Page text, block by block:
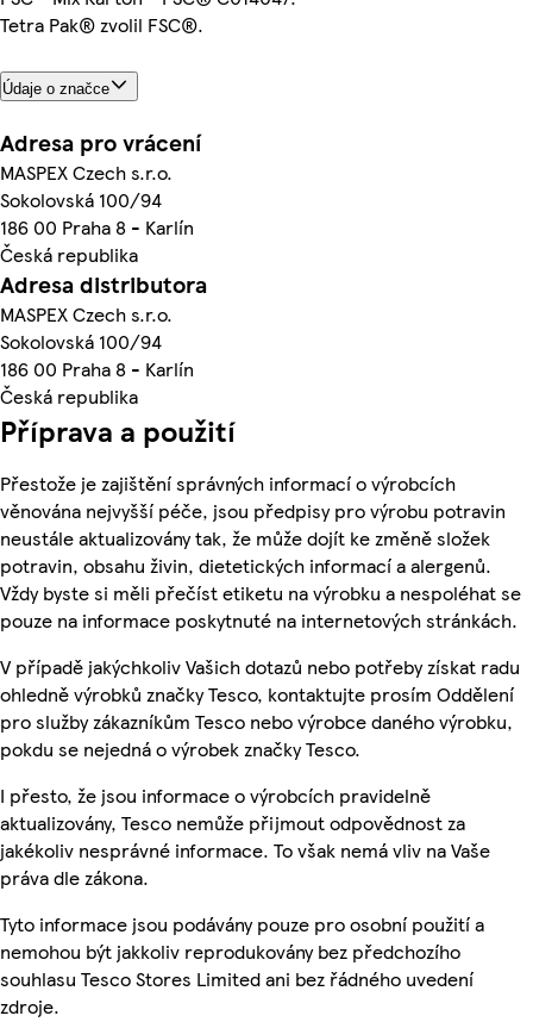
Tetra Pak® zvolil FSC®.
Údaje o značce
Adresa pro vrácení
MASPEX Czech s.r.o.
Sokolovská 100/94
186 00 Praha 8 - Karlín
Česká republika
Adresa distributora
MASPEX Czech s.r.o.
Sokolovská 100/94
186 00 Praha 8 - Karlín
Česká republika
Příprava a použití
Přestože je zajištění správných informací o výrobcích
věnována nejvyšší péče, jsou předpisy pro výrobu potravin
neustále aktualizovány tak, že může dojít ke změně složek
potravin, obsahu živin, dietetických informací a alergenů.
Vždy byste si měli přečíst etiketu na výrobku a nespoléhat se
pouze na informace poskytnuté na internetových stránkách.
V případě jakýchkoliv Vašich dotazů nebo potřeby získat radu
ohledně výrobků značky Tesco, kontaktujte prosím Oddělení
pro služby zákazníkům Tesco nebo výrobce daného výrobku,
pokdu se nejedná o výrobek značky Tesco.
I přesto, že jsou informace o výrobcích pravidelně
aktualizovány, Tesco nemůže přijmout odpovědnost za
jakékoliv nesprávné informace. To však nemá vliv na Vaše
práva dle zákona.
Tyto informace jsou podávány pouze pro osobní použití a
nemohou být jakkoliv reprodukovány bez předchozího
souhlasu Tesco Stores Limited ani bez řádného uvedení
zdroje.